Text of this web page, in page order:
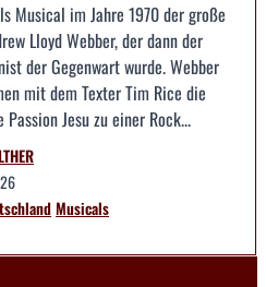
Musical im Jahre 1970 der große
Lloyd Webber, der dann der
der Gegenwart wurde. Webber
mit dem Texter Tim Rice die
Jesu zu einer Rock...
Musicals